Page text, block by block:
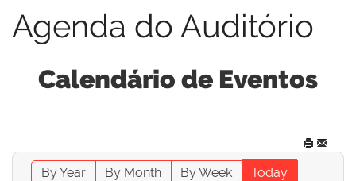
Agenda do Auditório
Calendário de Eventos
By Year By Month By Week
Today